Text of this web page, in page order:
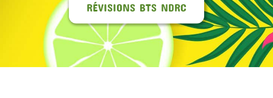
RÉVISIONS BTS NDRC